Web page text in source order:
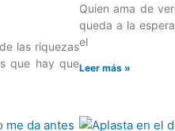
las riquezas
que hay que
Quien ama de
queda a la
el
Leer más »